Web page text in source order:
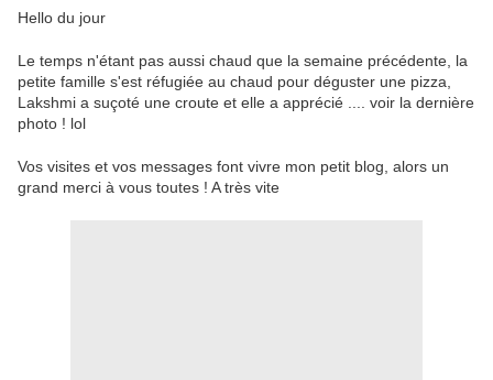
Hello du jour
Le temps n'étant pas aussi chaud que la semaine précédente, la
petite famille s'est réfugiée au chaud pour déguster une pizza,
Lakshmi a suçoté une croute et elle a apprécié .... voir la dernière
photo ! lol
Vos visites et vos messages font vivre mon petit blog, alors un
grand merci à vous toutes ! A très vite